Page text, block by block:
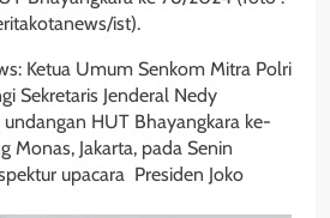
ist).
Ketua Umum Senkom Mitra Polri
Sekretaris Jenderal Nedy
HUT Bhayangkara ke-
Monas, Jakarta, pada Senin
upacara Presiden Joko